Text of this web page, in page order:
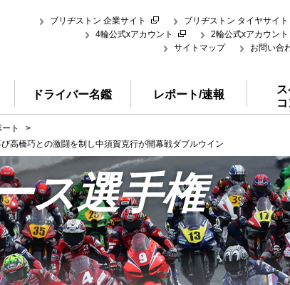
ブリヂストン 企業サイト
ブリヂストン タイヤサイト
4輪公式xアカウント
2輪公式xアカウント
サイトマップ
お問い合
ドライバー名鑑 レポート/速報
ト
>
高橋巧との激闘を制し中須賀克行が開幕戦ダブルウイン
ス選手権